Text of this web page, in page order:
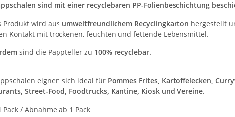
sind mit einer recyclebaren PP-Folienbeschichtung
Produkt wird aus umweltfreundlichem Recyclingkarton hergestellt
Kontakt mit trockenen, feuchten und fettende Lebensmittel.
sind die Pappteller zu 100% recyclebar.
eignen sich ideal für Pommes Frites, Kartoffelecken,
Street-Food, Foodtrucks, Kantine, Kiosk und Vereine.
Pack / Abnahme ab 1 Pack